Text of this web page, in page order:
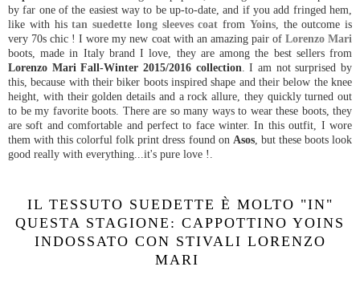
by far one of the easiest way to be up-to-date, and if you add fringed hem,
like with histan suedette long sleeves coat from Yoins, the outcome is
very 70s chic ! I wore my new coat with an amazing pair of Lorenzo Mari
boots, made in Italy brand I love, they are among the best sellers from
Lorenzo Mari Fall-Winter 2015/2016 collection. I am not surprised by
this, because with their biker boots inspired shape and their below the knee
height, with their golden details and a rock allure, they quickly turned out
to be my favorite boots. There are so many ways to wear these boots, they
are soft and comfortable and perfect to face winter. In this outfit, I wore
them with this colorful folk print dress found on Asos, but these boots look
good really with everything...it's pure love !.
IL TESSUTO SUEDETTE È MOLTO "IN"
QUESTA STAGIONE: CAPPOTTINO YOINS
INDOSSATO CON STIVALI LORENZO
MARI